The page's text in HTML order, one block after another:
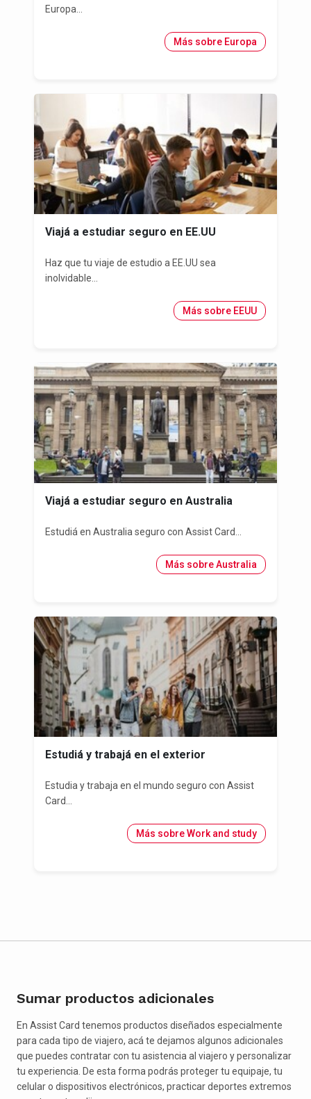
Europa...
Más sobre Europa
Viajá a estudiar seguro en EE.UU
Haz que tu viaje de estudio a EE.UU sea
inolvidable...
Más sobre EEUU
Viajá a estudiar seguro en Australia
Estudiá en Australia seguro con Assist Card...
Más sobre Australia
Estudiá y trabajá en el exterior
Estudia y trabaja en el mundo seguro con Assist
Card...
Más sobre Work and study
Sumar productos adicionales
En Assist Card tenemos productos diseñados especialmente
para cada tipo de viajero, acá te dejamos algunos adicionales
que puedes contratar con tu asistencia al viajero y personalizar
tu experiencia. De esta forma podrás proteger tu equipaje, tu
celular o dispositivos electrónicos, practicar deportes extremos